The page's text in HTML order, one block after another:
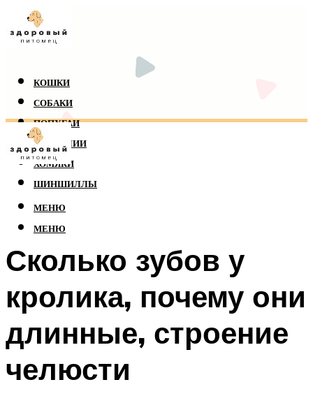
КОШКИ
СОБАКИ
ПОПУГАИ
РЕПТИЛИИ
ХОМЯКИ
ШИНШИЛЛЫ
МЕНЮ
МЕНЮ
Сколько зубов у
кролика, почему они
длинные, строение
челюсти